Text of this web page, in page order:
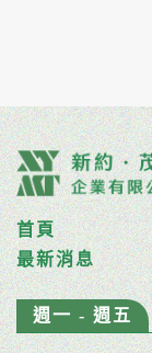
首頁
最新消息
週一 - 週五